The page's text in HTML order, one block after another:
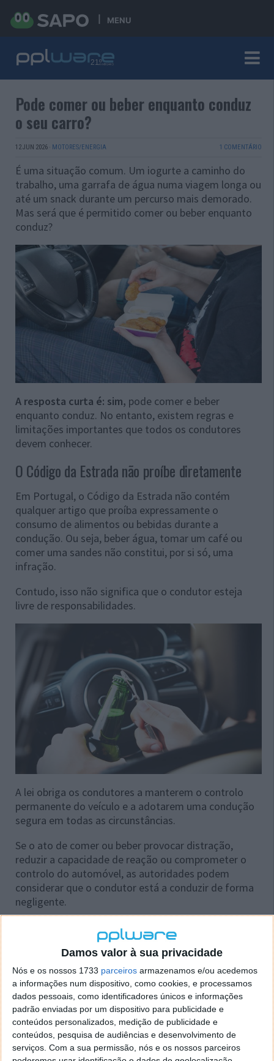
Damos valor à sua privacidade
Nós e os nossos 1733 parceiros armazenamos e/ou acedemos
a informações num dispositivo, como cookies, e processamos
dados pessoais, como identificadores únicos e informações
padrão enviadas por um dispositivo para publicidade e
conteúdos personalizados, medição de publicidade e
conteúdos, pesquisa de audiências e desenvolvimento de
serviços. Com a sua permissão, nós e os nossos parceiros
MENU
Pode comer ou beber enquanto conduz
o seu carro?
12 JUN 2026 · MOTORES/ENERGIA 1 COMENTÁRIO
É uma situação comum. Um iogurte a caminho do
trabalho, uma garrafa de água numa viagem longa ou
até um snack durante um percurso mais demorado.
Mas será que é permitido comer ou beber enquanto
conduz?
A resposta curta é: sim, pode comer e beber
enquanto conduz. No entanto, existem regras e
limitações importantes que todos os condutores
devem conhecer.
O Código da Estrada não proíbe diretamente
Em Portugal, o Código da Estrada não contém
qualquer artigo que proíba expressamente o
consumo de alimentos ou bebidas durante a
condução. Ou seja, beber água, tomar um café ou
comer uma sandes não constitui, por si só, uma
infração.
Contudo, isso não significa que o condutor esteja
livre de responsabilidades.
A lei obriga os condutores a manterem o controlo
permanente do veículo e a adotarem uma condução
segura em todas as circunstâncias.
Se o ato de comer ou beber provocar distração,
reduzir a capacidade de reação ou comprometer o
controlo do automóvel, as autoridades podem
considerar que o condutor está a conduzir de forma
negligente.
Por exemplo, se estiver a desembrulhar um alimento,
a procurar algo no banco do passageiro ou a segurar
um copo que impeça uma condução adequada,
poderá ser responsabilizado caso ocorra uma
situação de perigo ou um acidente.
Acompanhe o Pplware no Google Notícias